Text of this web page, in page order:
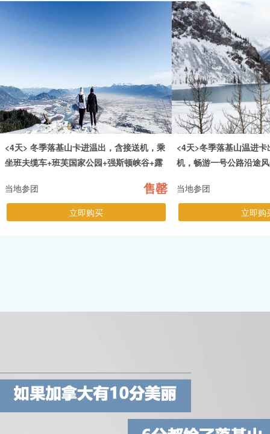
<4天> 冬季落基山卡进温出，含接送机，乘
坐班夫缆车+班芙国家公园+强斯顿峡谷+露
当地参团
售罄
立即购买
<4天>冬季落基山温进
机，畅游一号公路沿途
当地参团
立即购